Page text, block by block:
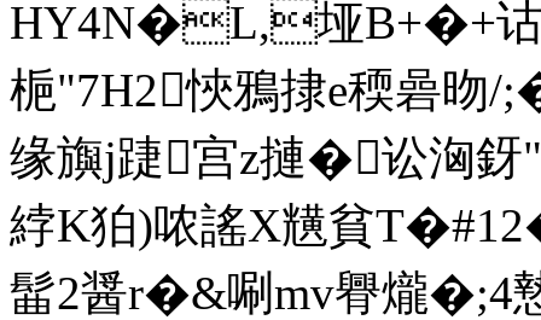
HY4N�L,垭B+�+
梔"7H2悏鴉捸e稬碞昒/
缘旟j踕宫z摙�讼洶
綍K狛)哝謠X黋貧
髷2醤r�&唰mv臖爖�;4